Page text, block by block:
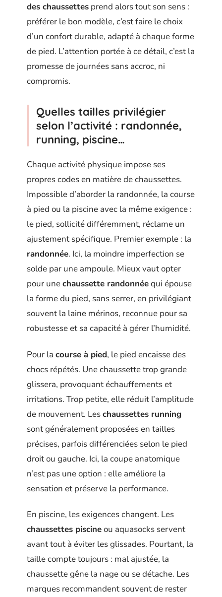
des chaussettes prend alors tout son sens :
préférer le bon modèle, c’est faire le choix
d’un confort durable, adapté à chaque forme
de pied. L’attention portée à ce détail, c’est la
promesse de journées sans accroc, ni
compromis.
Quelles tailles privilégier
selon l’activité : randonnée,
running, piscine…
Chaque activité physique impose ses
propres codes en matière de chaussettes.
Impossible d’aborder la randonnée, la course
à pied ou la piscine avec la même exigence :
le pied, sollicité différemment, réclame un
ajustement spécifique. Premier exemple : la
randonnée. Ici, la moindre imperfection se
solde par une ampoule. Mieux vaut opter
pour unechaussette randonnéequi épouse
la forme du pied, sans serrer, en privilégiant
souvent la laine mérinos, reconnue pour sa
robustesse et sa capacité à gérer l’humidité.
Pour la course à pied, le pied encaisse des
chocs répétés. Une chaussette trop grande
glissera, provoquant échauffements et
irritations. Trop petite, elle réduit l’amplitude
de mouvement. Leschaussettes running
sont généralement proposées en tailles
précises, parfois différenciées selon le pied
droit ou gauche. Ici, la coupe anatomique
n’est pas une option : elle améliore la
sensation et préserve la performance.
En piscine, les exigences changent. Les
chaussettes piscineou aquasocks servent
avant tout à éviter les glissades. Pourtant, la
taille compte toujours : mal ajustée, la
chaussette gêne la nage ou se détache. Les
marques recommandent souvent de rester